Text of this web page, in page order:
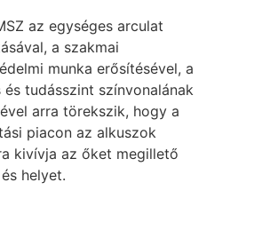
az egységes arculat
a szakmai
munka erősítésével, a
és tudásszint színvonalának
arra törekszik, hogy a
piacon az alkuszok
kivívja az őket megillető
helyet.